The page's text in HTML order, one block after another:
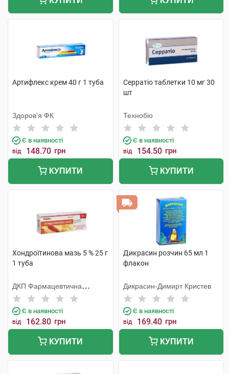
Артифлекс крем 40 г 1 туба
Здоров'я ФК
Є в наявності
від 148.70 грн
КУПИТИ
Серратіо таблетки 10 мг 30
шт
Технобіо
Є в наявності
від 154.50 грн
КУПИТИ
Хондроїтинова мазь 5 % 25 г
1 туба
ДКП Фармацевтична
фабрика
Є в наявності
від 162.80 грн
КУПИТИ
Дикрасин розчин 65 мл 1
флакон
Дикрасин-Димирт Кристев
Є в наявності
від 169.40 грн
КУПИТИ